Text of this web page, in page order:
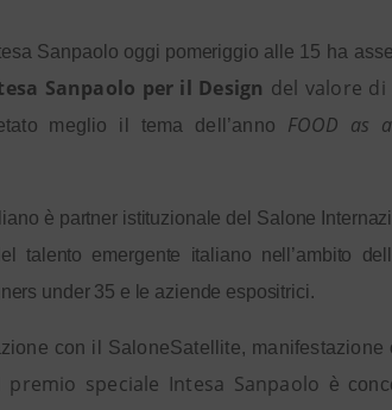
Sanpaolo oggi pomeriggio alle 15 ha
Sanpaolo per il Design del valore di
meglio il tema dell’anno FOOD as a
è partner istituzionale del Salone
talento emergente italiano nell’ambito
under 35 e le aziende espositrici.
con il SaloneSatellite,
premio speciale Intesa Sanpaolo è